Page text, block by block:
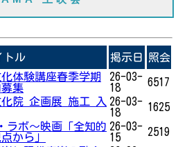
トル 掲示日 照会
体験講座春季学期
集
26-03-
18
6517
化院 企画展 施工 入 26-03-
18
1625
ラボ～映画「全知的
から」
26-03-
15
2519